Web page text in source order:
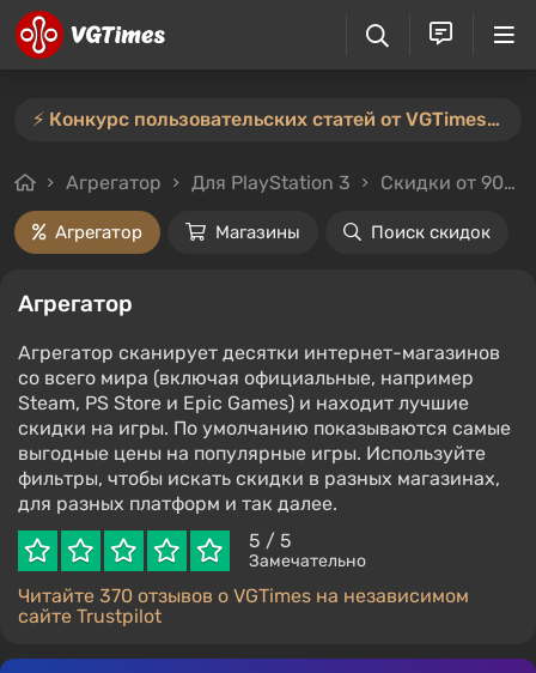
⚡️ Конкурс пользовательских статей от VGTimes продлён — участвуйте тут ⚡️
Агрегатор Для PlayStation 3 Скидки от 90%
Агрегатор Магазины Поиск скидок
Агрегатор
Агрегатор сканирует десятки интернет-магазинов
со всего мира (включая официальные, например
Steam, PS Store и Epic Games) и находит лучшие
скидки на игры. По умолчанию показываются самые
выгодные цены на популярные игры. Используйте
фильтры, чтобы искать скидки в разных магазинах,
для разных платформ и так далее.
5 / 5
Замечательно
Читайте 370 отзывов о VGTimes на независимом
сайте Trustpilot